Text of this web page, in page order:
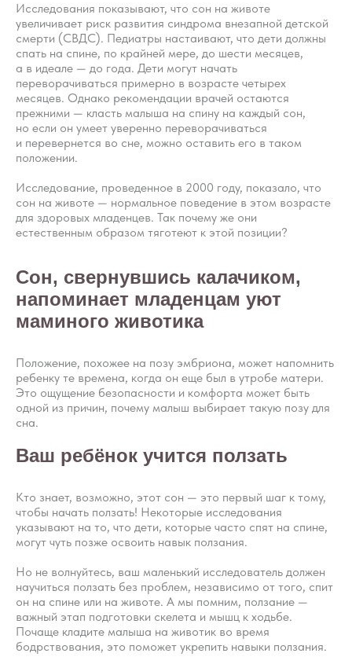
Исследования показывают, что сон на животе
увеличивает риск развития синдрома внезапной детской
смерти (СВДС). Педиатры настаивают, что дети должны
спать на спине, по крайней мере, до шести месяцев,
а в идеале — до года. Дети могут начать
переворачиваться примерно в возрасте четырех
месяцев. Однако рекомендации врачей остаются
прежними — класть малыша на спину на каждый сон,
но если он умеет уверенно переворачиваться
и перевернется во сне, можно оставить его в таком
положении.
Исследование, проведенное в 2000 году, показало, что
сон на животе — нормальное поведение в этом возрасте
для здоровых младенцев. Так почему же они
естественным образом тяготеют к этой позиции?
Сон, свернувшись калачиком,
напоминает младенцам уют
маминого животика
Положение, похожее на позу эмбриона, может напомнить
ребенку те времена, когда он еще был в утробе матери.
Это ощущение безопасности и комфорта может быть
одной из причин, почему малыш выбирает такую позу для
сна.
Ваш ребёнок учится ползать
Кто знает, возможно, этот сон — это первый шаг к тому,
чтобы начать ползать! Некоторые исследования
указывают на то, что дети, которые часто спят на спине,
могут чуть позже освоить навык ползания.
Но не волнуйтесь, ваш маленький исследователь должен
научиться ползать без проблем, независимо от того, спит
он на спине или на животе. А мы помним, ползание —
важный этап подготовки скелета и мышц к ходьбе.
Почаще кладите малыша на животик во время
бодрствования, это поможет укрепить навыки ползания.